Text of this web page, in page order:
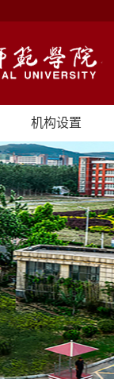
机构设置